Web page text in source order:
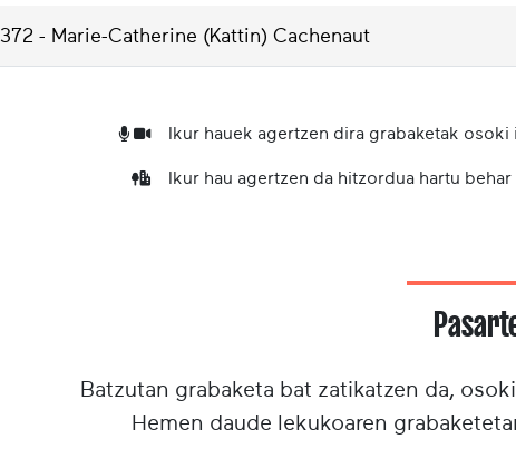
372 - Marie-Catherine (Kattin) Cachenaut
Ikur hauek agertzen dira grabaketak
Ikur hau agertzen da hitzordua hartu
Batzutan grabaketa bat zatikatzen da,
Hemen daude lekukoaren